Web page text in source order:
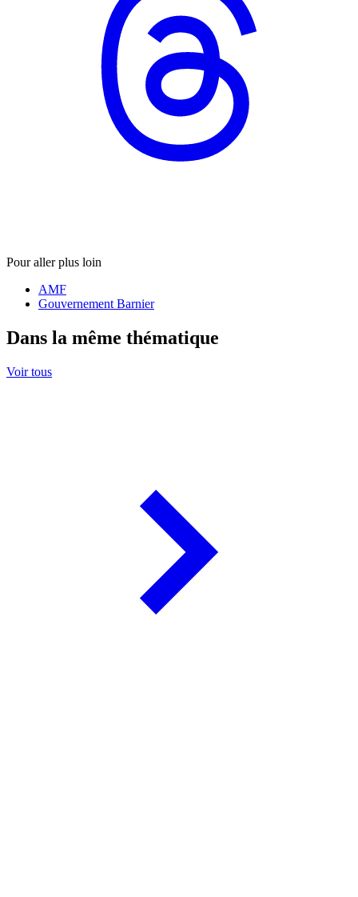
Pour aller plus loin
AMF
Gouvernement Barnier
Dans la même thématique
Voir tous